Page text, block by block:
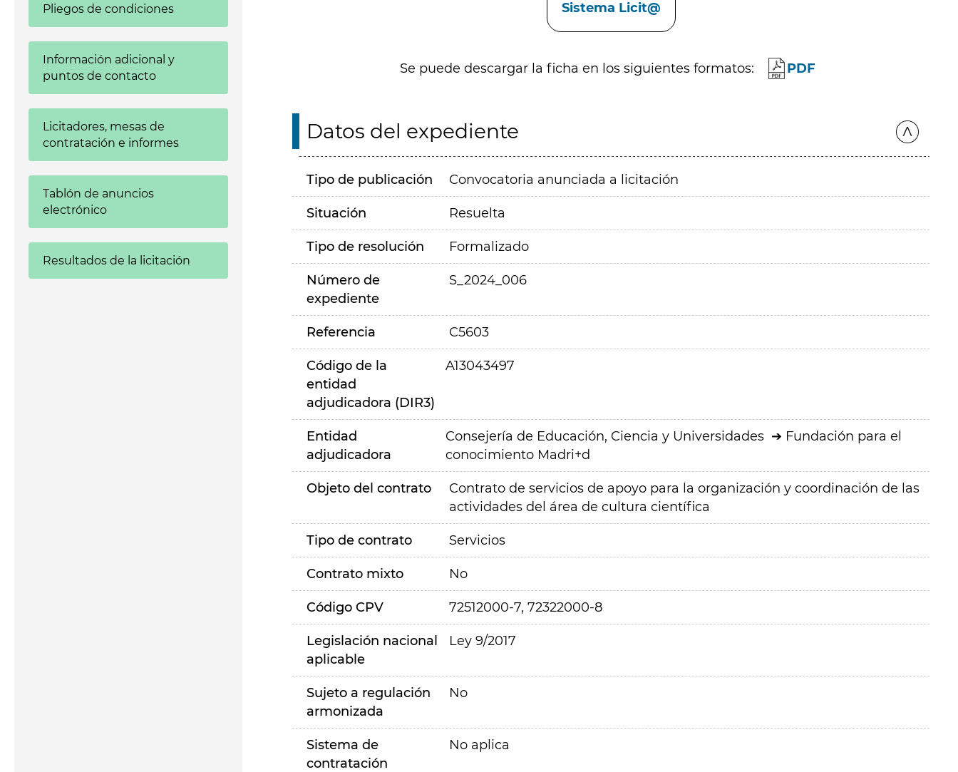
Pliegos de condiciones
Información adicional y
puntos de contacto
Licitadores, mesas de
contratación e informes
Tablón de anuncios
electrónico
Resultados de la licitación
Sistema Licit@
Se puede descargar la ficha en los siguientes formatos: PDF
Datos del expediente
Tipo de publicación Convocatoria anunciada a licitación
Situación Resuelta
Tipo de resolución Formalizado
Número de
expediente
S_2024_006
Referencia C5603
Código de la
entidad
adjudicadora (DIR3)
A13043497
Entidad
adjudicadora
Consejería de Educación, Ciencia y Universidades
Fundación para el
conocimiento Madri+d
Objeto del contrato
Contrato de servicios de apoyo para la organización y coordinación de las
actividades del área de cultura científica
Tipo de contrato Servicios
Contrato mixto No
Código CPV 72512000-7, 72322000-8
Legislación nacional
aplicable
Ley 9/2017
Sujeto a regulación
armonizada
No
Sistema de
contratación
No aplica